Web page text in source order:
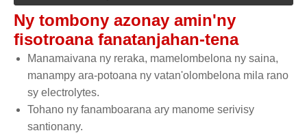
Ny tombony azonay amin'ny
fisotroana fanatanjahan-tena
Manamaivana ny reraka, mamelombelona ny saina,
manampy ara-potoana ny vatan'olombelona mila rano
sy electrolytes.
Tohano ny fanamboarana ary manome serivisy
santionany.